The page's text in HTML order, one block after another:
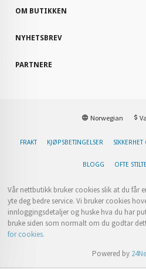
OM BUTIKKEN
NYHETSBREV
PARTNERE
Norwegian
FRAKT KJØPSBETINGELSER
BLOGG OFTE
Vår nettbutikk bruker cookies slik at du får
yte deg bedre service. Vi bruker cookies
innloggingsdetaljer og huske hva du har
bruke siden som normalt om du godtar
for cookies.
Powered by